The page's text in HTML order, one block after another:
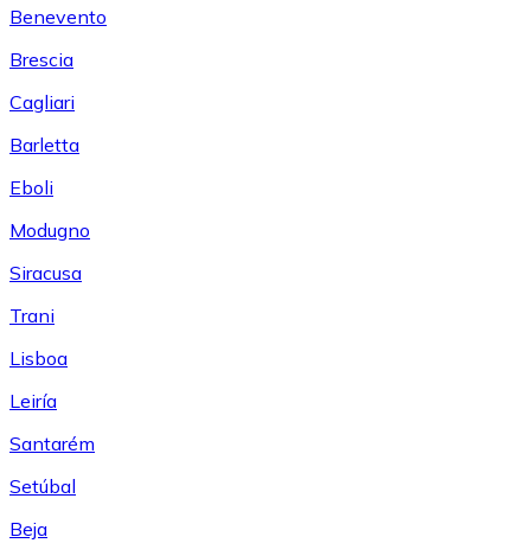
Benevento
Brescia
Cagliari
Barletta
Eboli
Modugno
Siracusa
Trani
Lisboa
Leiría
Santarém
Setúbal
Beja